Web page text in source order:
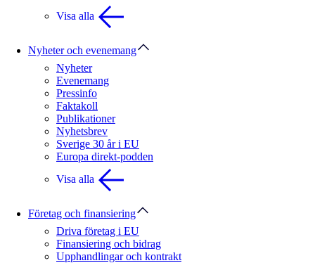
Visa alla
Nyheter och evenemang
Nyheter
Evenemang
Pressinfo
Faktakoll
Publikationer
Nyhetsbrev
Sverige 30 år i EU
Europa direkt-podden
Visa alla
Företag och finansiering
Driva företag i EU
Finansiering och bidrag
Upphandlingar och kontrakt